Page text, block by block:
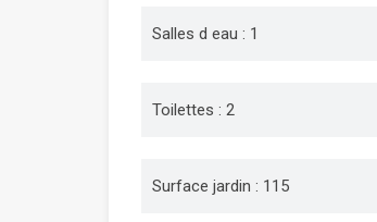
Salles d eau : 1
Toilettes : 2
Surface jardin : 115